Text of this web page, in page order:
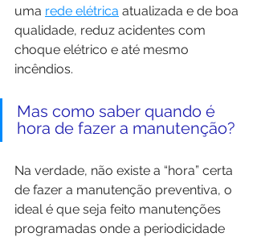
uma rede elétrica atualizada e de boa
qualidade, reduz acidentes com
choque elétrico e até mesmo
incêndios.
Mas como saber quando é
hora de fazer a manutenção?
Na verdade, não existe a “hora” certa
de fazer a manutenção preventiva, o
ideal é que seja feito manutenções
programadas onde a periodicidade